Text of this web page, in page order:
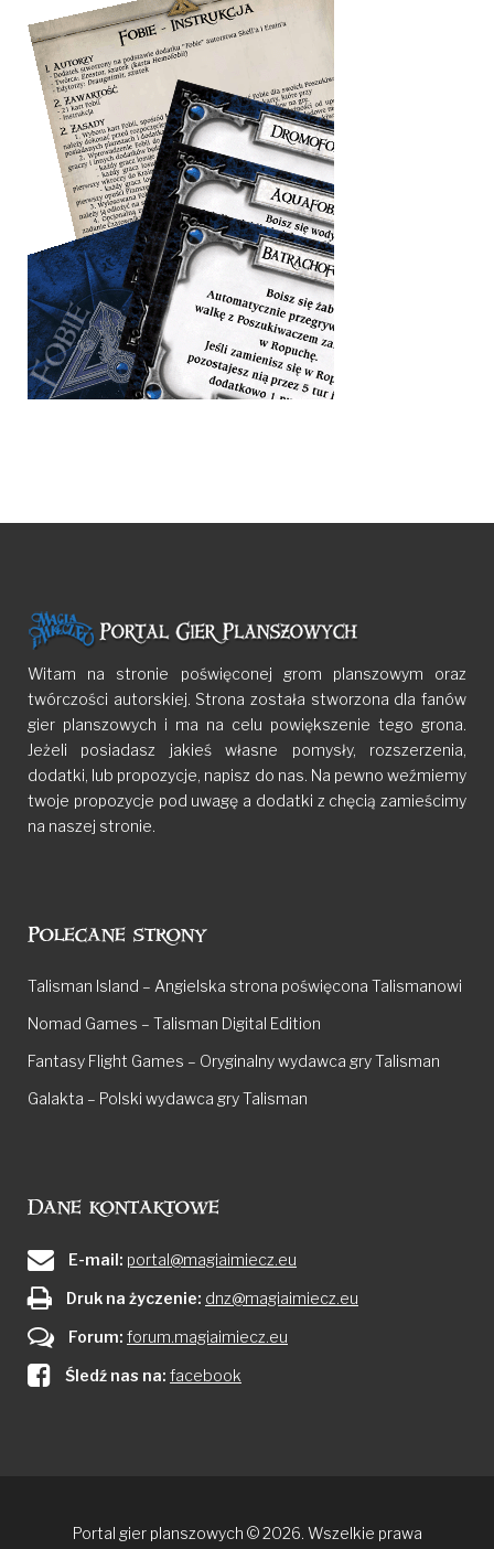
Witam na stronie poświęconej grom planszowym oraz
twórczości autorskiej. Strona została stworzona dla fanów
gier planszowych i ma na celu powiększenie tego grona.
Jeżeli posiadasz jakieś własne pomysły, rozszerzenia,
dodatki, lub propozycje, napisz do nas. Na pewno weźmiemy
twoje propozycje pod uwagę a dodatki z chęcią zamieścimy
na naszej stronie.
Polecane strony
Talisman Island – Angielska strona poświęcona Talismanowi
Nomad Games – Talisman Digital Edition
Fantasy Flight Games – Oryginalny wydawca gry Talisman
Galakta – Polski wydawca gry Talisman
Dane kontaktowe
E-mail: portal@magiaimiecz.eu
Druk na życzenie: dnz@magiaimiecz.eu
Forum: forum.magiaimiecz.eu
Śledź nas na: facebook
Portal gier planszowych © 2026. Wszelkie prawa